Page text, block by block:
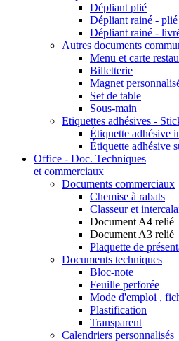
Dépliant plié
Dépliant rainé - plié
Dépliant rainé -
Autres documents
Menu et carte
Billetterie
Magnet
Set de table
Sous-main
Etiquettes adhésives -
Étiquette adhésive
Étiquette adhésive
Office - Doc. Techniques
et commerciaux
Documents commerciaux
Chemise à rabats
Classeur et
Document A4 relié
Document A3 relié
Plaquette de
Documents techniques
Bloc-note
Feuille perforée
Mode d'emploi ,
Plastification
Transparent
Calendriers personnalisés